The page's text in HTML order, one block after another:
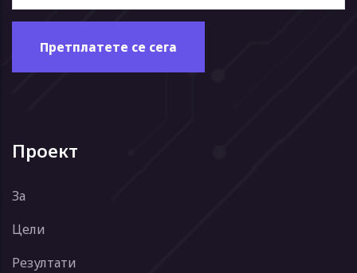
Проект
За
Цели
Резултати